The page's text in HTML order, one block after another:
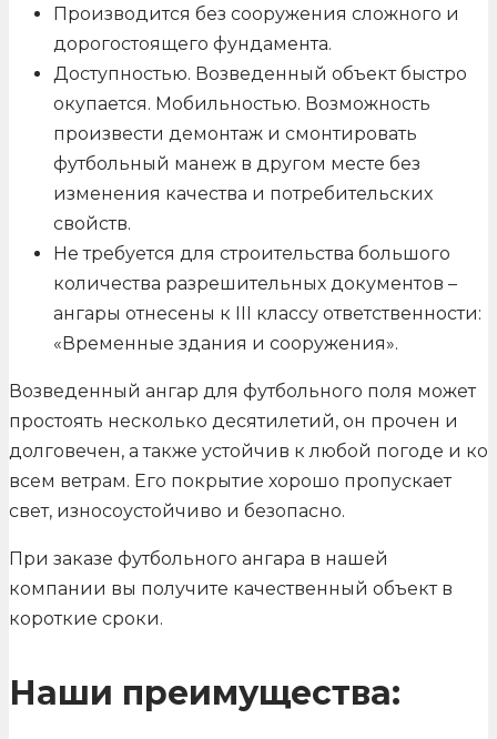
Производится без сооружения сложного и
дорогостоящего фундамента.
Доступностью. Возведенный объект быстро
окупается. Мобильностью. Возможность
произвести демонтаж и смонтировать
футбольный манеж в другом месте без
изменения качества и потребительских
свойств.
Не требуется для строительства большого
количества разрешительных документов –
ангары отнесены к III классу ответственности:
«Временные здания и сооружения».
Возведенный ангар для футбольного поля может
простоять несколько десятилетий, он прочен и
долговечен, а также устойчив к любой погоде и ко
всем ветрам. Его покрытие хорошо пропускает
свет, износоустойчиво и безопасно.
При заказе футбольного ангара в нашей
компании вы получите качественный объект в
короткие сроки.
Наши преимущества: